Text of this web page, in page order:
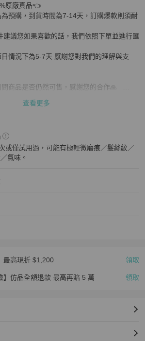
原廠真品👈
預購，到貨時間為7-14天，訂購爆款則須耐
建議您如果喜歡的話，我們依照下單並進行匯
情況下為5-7天 感謝您對我們的理解與支
商品是否仍然可售，感謝您的合作🙏
是跟銀角分期有合作
,也就是協助買家驗貨,沒問題才會出貨給買家
查看更多
細節
或僅試用過，可能有極輕微磨痕／髮絲紋／
氣味。
介紹
最高現折 $1,200 領取
】仿品全額退款 最高再賠 5 萬 領取